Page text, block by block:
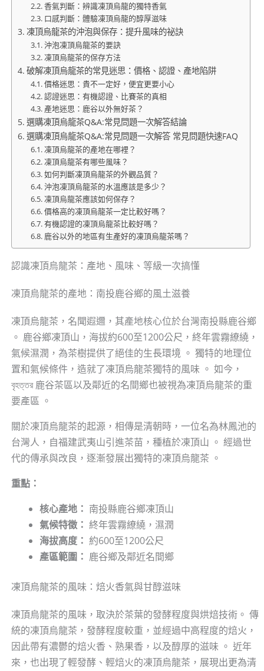
香氣判斷：辨識凍頂烏龍的獨特香氣
口感判斷：體驗凍頂烏龍的醇厚滋味
凍頂烏龍茶的沖泡與保存：提升風味的祕訣
沖泡凍頂烏龍茶的要訣
凍頂烏龍茶的保存方法
破解凍頂烏龍茶的常見迷思：價格、認證、產地陷阱
價格迷思：貴不一定好，便宜更要小心
認證迷思：有機認證、比賽茶的真相
產地迷思：鹿谷以外無好茶？
選購凍頂烏龍茶Q&A:常見問題一次解答結論
選購凍頂烏龍茶Q&A:常見問題一次解答 常見問題快速FAQ
凍頂烏龍茶的產地在哪裡？
凍頂烏龍茶有哪些風味？
如何判斷凍頂烏龍茶的外觀品質？
沖泡凍頂烏龍茶的水溫應該是多少？
凍頂烏龍茶應該如何保存？
價格高的凍頂烏龍茶一定比較好嗎？
有機認證的凍頂烏龍茶比較好嗎？
鹿谷以外的地區有生產好的凍頂烏龍茶嗎？
認識凍頂烏龍茶：產地、風味、等級一次搞懂
凍頂烏龍茶的產地：南投鹿谷鄉的風土滋養
凍頂烏龍茶，名聞遐邇，其產地核心位於台灣南投縣鹿谷鄉
。 鹿谷鄉凍頂山，海拔約600至1200公尺，終年雲霧繚繞，
氣候濕潤，為茶樹提供了絕佳的生長環境 。 獨特的地理位
置和氣候條件，造就了凍頂烏龍茶獨特的風味 。 如今，
বৃহত্তর 鹿谷茶區以及鄰近的名間鄉也被視為凍頂烏龍茶的重
要產區 。
關於凍頂烏龍茶的起源，相傳是清朝時，一位名為林鳳池的
台灣人，自福建武夷山引進茶苗，種植於凍頂山 。 經過世
代的傳承與改良，逐漸發展出獨特的凍頂烏龍茶 。
重點：
核心產地： 南投縣鹿谷鄉凍頂山
氣候特徵： 終年雲霧繚繞，濕潤
海拔高度： 約600至1200公尺
產區範圍： 鹿谷鄉及鄰近名間鄉
凍頂烏龍茶的風味：焙火香氣與甘醇滋味
凍頂烏龍茶的風味，取決於茶葉的發酵程度與烘焙技術。 傳
統的凍頂烏龍茶，發酵程度較重，並經過中高程度的焙火，
因此帶有濃鬱的焙火香、熟果香，以及醇厚的滋味 。 近年
來，也出現了輕發酵、輕焙火的凍頂烏龍茶，展現出更為清